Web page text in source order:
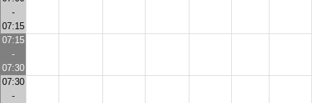
-
07:15
07:15
-
07:30
07:30
-